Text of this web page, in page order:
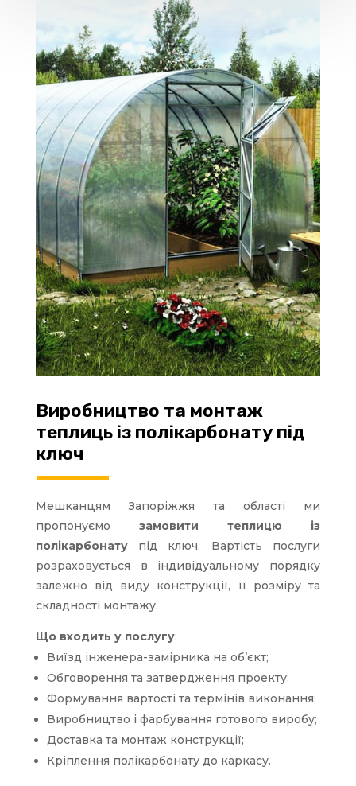
Виробництво та монтаж
теплиць із полікарбонату під
ключ
Мешканцям Запоріжжя та області ми
пропонуємо замовити теплицю із
полікарбонатупід ключ. Вартість послуги
розраховується в індивідуальному порядку
залежно від виду конструкції, її розміру та
складності монтажу.
Що входить у послугу:
Виїзд інженера-замірника на об’єкт;
Обговорення та затвердження проекту;
Формування вартості та термінів виконання;
Виробництво і фарбування готового виробу;
Доставка та монтаж конструкції;
Кріплення полікарбонату до каркасу.